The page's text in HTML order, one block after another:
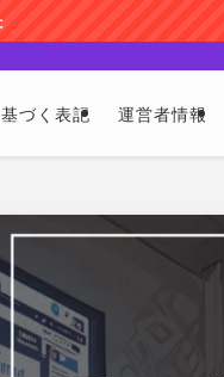
づく表記 運営者情報